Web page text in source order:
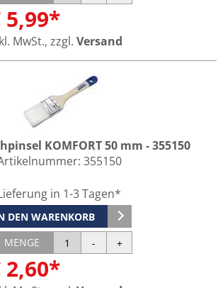
5,99*
MwSt., zzgl. Versand
KOMFORT 50 mm - 355150
355150
in 1-3 Tagen*
DEN WARENKORB
MENGE
2,60*